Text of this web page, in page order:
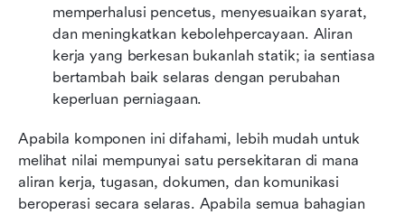
memperhalusi pencetus, menyesuaikan syarat,
dan meningkatkan kebolehpercayaan. Aliran
kerja yang berkesan bukanlah statik; ia sentiasa
bertambah baik selaras dengan perubahan
keperluan perniagaan.
Apabila komponen ini difahami, lebih mudah untuk
melihat nilai mempunyai satu persekitaran di mana
aliran kerja, tugasan, dokumen, dan komunikasi
beroperasi secara selaras. Apabila semua bahagian